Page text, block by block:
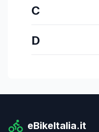
C
D
eBikeItalia.it